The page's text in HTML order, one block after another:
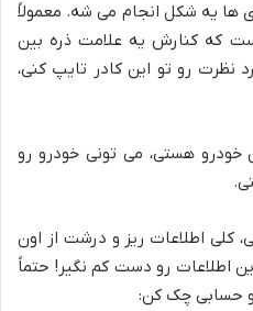
ها یه شکل انجام می شه. معمولاً
که کنارش یه علامت ذره بین
نظرت رو تو این کادر تایپ کنی،
خودرو هستی، می تونی خودرو رو
کلی اطلاعات ریز و درشت از اون
اطلاعات رو دست کم نگیر! حتماً
حسابی چک کن: